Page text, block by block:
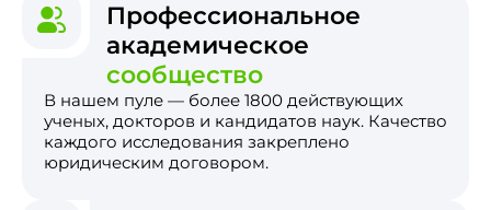
Профессиональное
академическое
сообщество
В нашем пуле — более 1800 действующих
ученых, докторов и кандидатов наук. Качество
каждого исследования закреплено
юридическим договором.